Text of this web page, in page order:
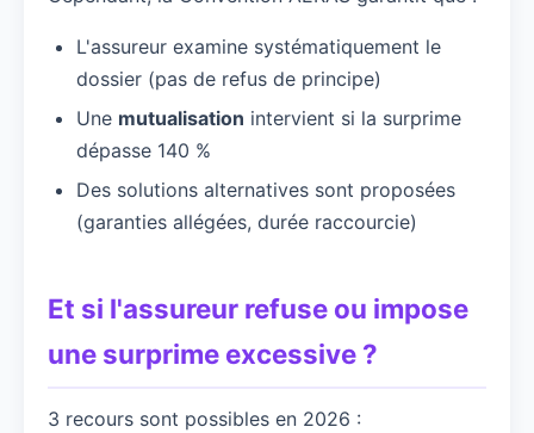
L'assureur examine systématiquement le
dossier (pas de refus de principe)
Une mutualisation intervient si la surprime
dépasse 140 %
Des solutions alternatives sont proposées
(garanties allégées, durée raccourcie)
Et si l'assureur refuse ou impose
une surprime excessive ?
3 recours sont possibles en 2026 :